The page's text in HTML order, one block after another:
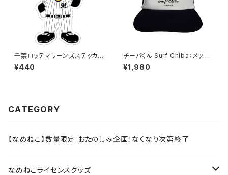
千葉ロッテマリーンズステッカー
13
¥440
チーバくん Surf Chiba：メッシ
ュキャップ（Aホワイト）
¥1,980
CATEGORY
【なめねこ】数量限定 おたのしみ企画！なくなり次第終了
なめねこライセンスグッズ